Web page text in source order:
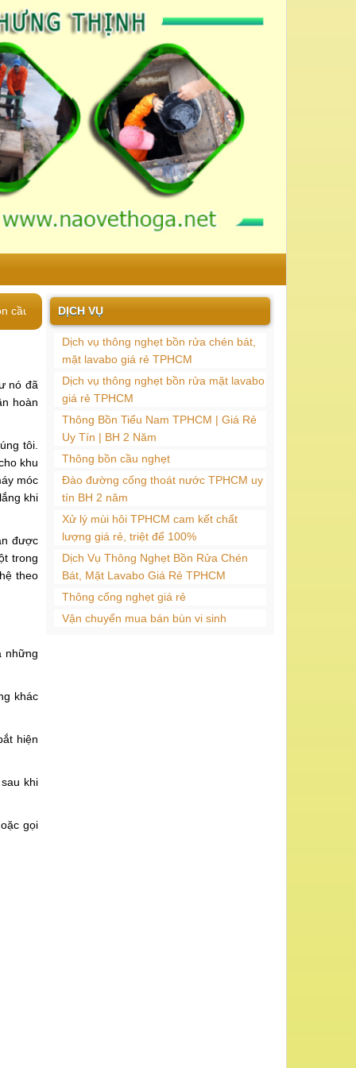
nước đơn giản...
nó đã
hoàn
tôi.
khu
móc
khi
được
trong
theo
những
khác
hiện
khi
gọi
DỊCH VỤ
Dịch vụ thông nghẹt bồn rửa chén bát,
mặt lavabo giá rẻ TPHCM
Dịch vụ thông nghẹt bồn rửa mặt lavabo
giá rẻ TPHCM
Thông Bồn Tiểu Nam TPHCM | Giá Rẻ
Uy Tín | BH 2 Năm
Thông bồn cầu nghẹt
Đào đường cống thoát nước TPHCM uy
tín BH 2 năm
Xử lý mùi hôi TPHCM cam kết chất
lượng giá rẻ, triệt để 100%
Dịch Vụ Thông Nghẹt Bồn Rửa Chén
Bát, Mặt Lavabo Giá Rẻ TPHCM
Thông cống nghẹt giá rẻ
Vận chuyển mua bán bùn vi sinh